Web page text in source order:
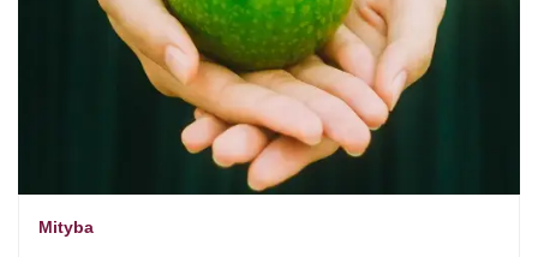
Mityba